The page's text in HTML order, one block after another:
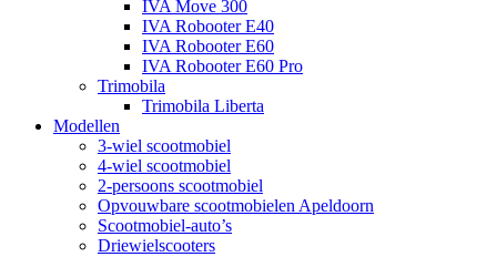
IVA Move 300
IVA Robooter E40
IVA Robooter E60
IVA Robooter E60 Pro
Trimobila
Trimobila Liberta
Modellen
3-wiel scootmobiel
4-wiel scootmobiel
2-persoons scootmobiel
Opvouwbare scootmobielen Apeldoorn
Scootmobiel-auto’s
Driewielscooters